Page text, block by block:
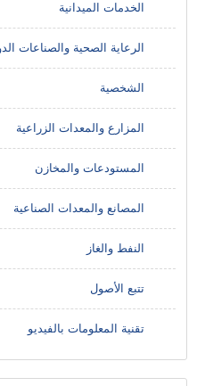
الخدمات الميدانية
الرعاية الصحية والصناعات
الشخصية
المزارع والمعدات الزراعية
المستودعات والمخازن
المصانع والمعدات الصناعية
النفط والغاز
تتبع الأصول
تقنية المعلومات بالفيديو